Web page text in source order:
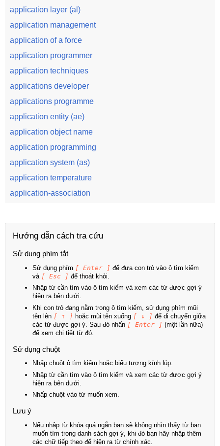
application layer (al)
application management
application of a force
application programmer
application techniques
applications developer
applications programme
application entity (ae)
application object name
application programming
application system (as)
application temperature
application-association
Hướng dẫn cách tra cứu
Sử dụng phím tắt
Sử dụng phím [ Enter ] để đưa con trỏ vào ô tìm kiếm
và [ Esc ] để thoát khỏi.
Nhập từ cần tìm vào ô tìm kiếm và xem các từ được gợi ý
hiện ra bên dưới.
Khi con trỏ đang nằm trong ô tìm kiếm, sử dụng phím mũi
tên lên [ ↑ ] hoặc mũi tên xuống [ ↓ ] để di chuyển giữa
các từ được gợi ý. Sau đó nhấn [ Enter ] (một lần nữa)
để xem chi tiết từ đó.
Sử dụng chuột
Nhấp chuột ô tìm kiếm hoặc biểu tượng kính lúp.
Nhập từ cần tìm vào ô tìm kiếm và xem các từ được gợi ý
hiện ra bên dưới.
Nhấp chuột vào từ muốn xem.
Lưu ý
Nếu nhập từ khóa quá ngắn bạn sẽ không nhìn thấy từ bạn
muốn tìm trong danh sách gợi ý, khi đó bạn hãy nhập thêm
các chữ tiếp theo để hiện ra từ chính xác.